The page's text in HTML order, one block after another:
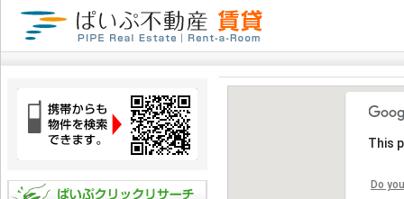
This
Do